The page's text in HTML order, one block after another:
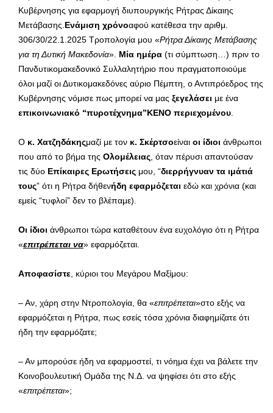
Κυβέρνησης για εφαρμογή διυπουργικής Ρήτρας Δίκαιης
Μετάβασης. Ενάμιση χρόνοαφού κατέθεσα την αριθμ.
306/30/22.1.2025 Τροπολογία μου «Ρήτρα Δίκαιης Μετάβασης
για τη Δυτική Μακεδονία». Μία ημέρα (τι σύμπτωση…) πριν το
Πανδυτικομακεδονικό Συλλαλητήριο που πραγματοποιούμε
όλοι μαζί οι Δυτικομακεδόνες αύριο Πέμπτη, ο Αντιπρόεδρος της
Κυβέρνησης νόμισε πως μπορεί να μας ξεγελάσει με ένα
επικοινωνιακό “πυροτέχνημα”ΚΕΝΟ περιεχομένου
Ο κ. Χατζηδάκηςμαζί με τον κ. Σκέρτσοείναι οι ίδιοι άνθρωποι
που από το βήμα της Ολομέλειας , όταν πέρυσι απαντούσαν
τις δύο Επίκαιρες Ερωτήσεις μου, “διερρήγνυαν τα ιμάτιά
τους” ότι η Ρήτρα δήθενήδη εφαρμόζεται εδώ και χρόνια (και
εμείς “τυφλοί” δεν το βλέπαμε).
Οι ίδιοι άνθρωποι τώρα καταθέτουν ένα ευχολόγιο ότι η Ρήτρα
«επιτρέπεται να» εφαρμόζεται.
Αποφασίστε , κύριοι του Μεγάρου Μαξίμου:
– Αν, χάρη στην Ντροπολογία, θα «επιτρέπεται»στο εξής να
εφαρμόζεται η Ρήτρα, πως εσείς τόσα χρόνια διαφημίζατε ότι
ήδη την εφαρμόζατε;
– Αν μπορούσε ήδη να εφαρμοστεί, τι νόημα έχει να βάλετε την
Κοινοβουλευτική Ομάδα της Ν.Δ. να ψηφίσει ότι στο εξής
«επιτρέπεται»;